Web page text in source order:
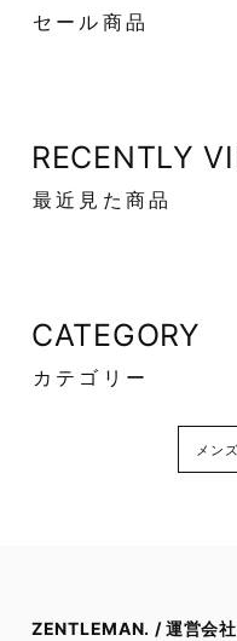
セール商品
RECENTLY
最近見た商品
CATEGORY
カテゴリー
メンズ
ZENTLEMAN. / 運営会